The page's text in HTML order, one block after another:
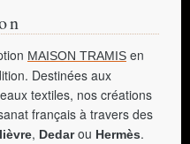
MAISON TRAMIS en
Destinées aux
textiles, nos créations
français à travers des
, Dedarou Hermès.